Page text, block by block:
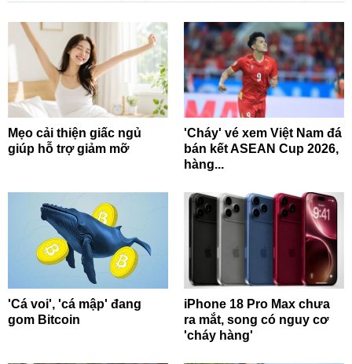
Mẹo cải thiện giấc ngủ
giúp hỗ trợ giảm mỡ
'Cháy' vé xem Việt Nam đá
bán kết ASEAN Cup 2026,
hàng...
'Cá voi', 'cá mập' đang
gom Bitcoin
iPhone 18 Pro Max chưa
ra mắt, song có nguy cơ
'cháy hàng'